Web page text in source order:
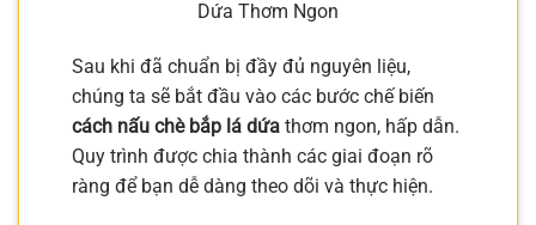
Dứa Thơm Ngon
Sau khi đã chuẩn bị đầy đủ nguyên liệu,
chúng ta sẽ bắt đầu vào các bước chế biến
cách nấu chè bắp lá dứa thơm ngon, hấp dẫn.
Quy trình được chia thành các giai đoạn rõ
ràng để bạn dễ dàng theo dõi và thực hiện.